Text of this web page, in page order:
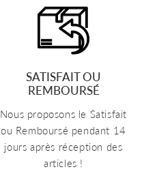
SATISFAIT OU
REMBOURSÉ
Nous proposons le Satisfait
ou Remboursé pendant 14
jours après réception des
articles !